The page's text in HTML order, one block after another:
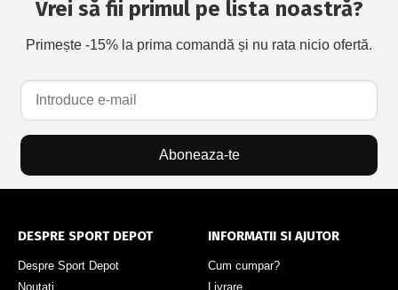
Vrei să fii primul pe lista noastră?
Primește -15% la prima comandă și nu rata nicio ofertă.
Aboneaza-te
DESPRE SPORT DEPOT
Despre Sport Depot
Noutati
INFORMATII SI AJUTOR
Cum cumpar?
Livrare